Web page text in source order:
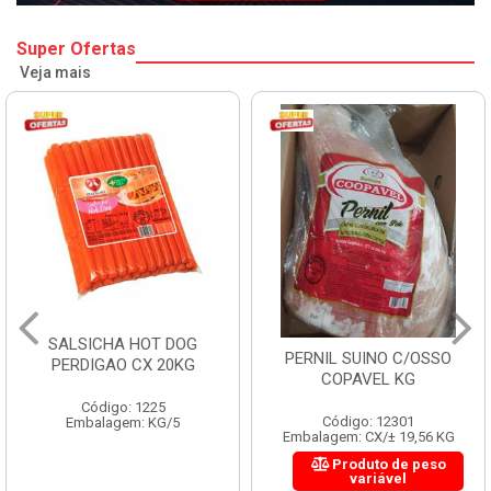
Super Ofertas
Veja mais
PERNIL SUINO C/OSSO
Código: 12301
HAMBURGUER
PERDIGAO CX 2,016KG
Embalagem: CX/1